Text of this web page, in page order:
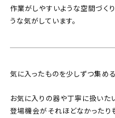
作業がしやすいような空間づく
うな気がしています。
気に入ったものを少しずつ集め
お気に入りの器や丁寧に扱いた
登場機会がそれほどなかったり